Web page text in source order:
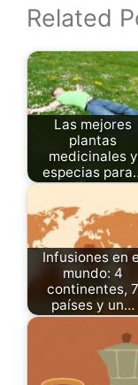
Related
Las mejores
plantas
medicinales y
especias
Infusiones en
mundo: 4
continentes, 7
países y un…